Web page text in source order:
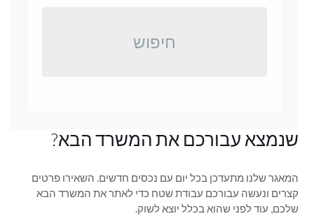
חיפוש
שנמצא עבורכם את המשרד הבא?
המאגר שלנו מתעדכן בכל יום עם נכסים חדשים. השאירו פרטים
קצרים ונעשה עבורכם עבודת שטח כדי לאתר את המשרד הבא
שלכם, עוד לפני שהוא בכלל יוצא לשוק.